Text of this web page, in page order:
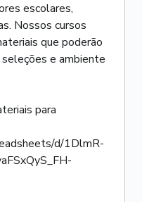
escolares,
Nossos cursos
que poderão
e ambiente
para
d/1DlmR-